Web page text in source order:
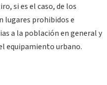
si es el caso, de los
lugares prohibidos e
a la población en general y
equipamiento urbano.